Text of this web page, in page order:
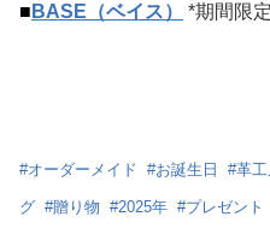
■ BASE（ベイス） *期間限
#オーダーメイド #お誕生日 #革
グ #贈り物 #2025年 #プレゼント